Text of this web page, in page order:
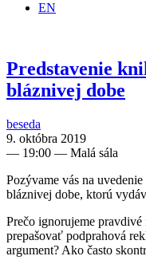
EN
Predstavenie
bláznivej dobe
beseda
9. októbra 2019
— 19:00 — Malá sála
Pozývame vás na
bláznivej dobe, ktorú
Prečo ignorujeme
prepašovať podprahová
argument? Ako často